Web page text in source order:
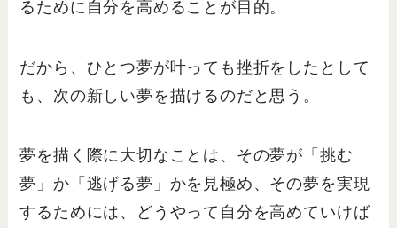
るために自分を高めることが目的。
だから、ひとつ夢が叶っても挫折をしたとして
も、次の新しい夢を描けるのだと思う。
夢を描く際に大切なことは、その夢が「挑む
夢」か「逃げる夢」かを見極め、その夢を実現
するためには、どうやって自分を高めていけば